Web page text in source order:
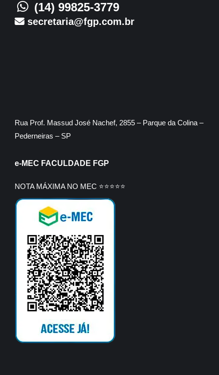
(14) 99825-3779
secretaria@fgp.com.br
Rua Prof. Massud José Nachef, 2855 – Parque da Colina –
Pederneiras – SP
e-MEC FACULDADE FGP
NOTA MÁXIMA NO MEC ⭐⭐⭐⭐⭐